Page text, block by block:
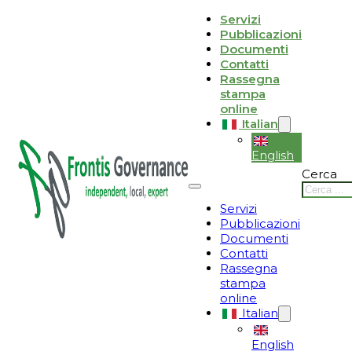
Vai al piè di pagina
Servizi
Pubblicazioni
Documenti
Contatti
Rassegna
stampa
online
Italian
English
Servizi
Pubblicazioni
Documenti
Contatti
Rassegna
stampa
online
Italian
English
Cerca
Le tue preferenze relative alla privacy